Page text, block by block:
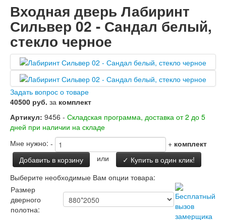
Термо Лацио
Флагман
Электрозамок Смарт
Заводские двери
Двери Лабиринт
Лабиринт Аляска Лайт
Лабиринт Арт
Лабиринт Атлантик
Лабиринт Бетон
Лабиринт Верса
Лабиринт Версаль
Лабиринт Гранд
Лабиринт Дверь двойная тамбурная под
заказ
Лабиринт Имперо
Лабиринт Инфинити
Лабиринт Иссида
Лабиринт Кармина
Лабиринт Классик Антик медный
Входная дверь Лабиринт
Сильвер 02 - Сандал белый,
стекло черное
Задать вопрос о товаре
40500 руб. за комплект
Артикул: 9456 - Складская программа, доставка от 2 до 5
дней при наличии на складе
Мне нужно: - + комплект
Добавить в корзину
или
✓ Купить в один клик!
Выберите необходимые Вам опции товара:
Размер
дверного
полотна: